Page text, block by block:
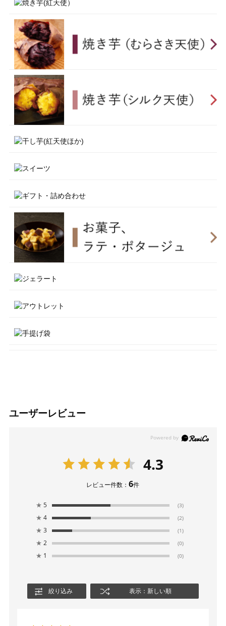
ユーザーレビュー
4.3
レビュー件数：6件
★ 5 (3)
★ 4 (2)
★ 3 (1)
★ 2 (0)
★ 1 (0)
絞り込み 表示：新しい順